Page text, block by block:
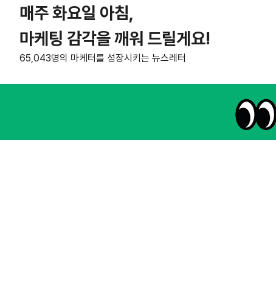
매주 화요일 아침,
마케팅 감각을 깨워 드릴게요!
65,043명의 마케터를 성장시키는 뉴스레터